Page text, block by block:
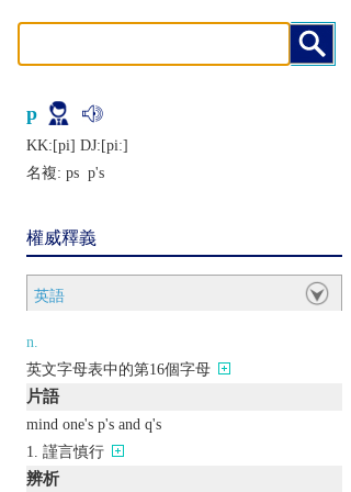
p
KK:[pi] DJ:[piː]
名複: ps p's
權威釋義
英語
n.
英文字母表中的第16個字母
片語
mind one's p's and q's
謹言慎行
辨析